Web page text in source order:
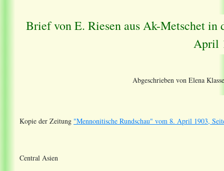
Brief von E. Riesen aus Ak-Metschet
April
Abgeschrieben von Elena
Kopie der Zeitung "Mennonitische Rundschau" vom 8. April 1903,
Central Asien